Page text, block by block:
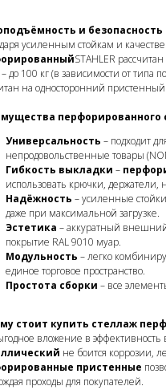
и безопасность
усиленным стойкам и
STAHLER
– до 100 кг (в зависимости от
на односторонний
перфорированного
Универсальность – подходит
непродовольственные товары
Гибкость выкладки –
использовать крючки, держатели,
Надёжность – усиленные
даже при максимальной загрузке.
Эстетика – аккуратный
покрытие RAL 9010 муар.
Модульность – легко
единое торговое пространство.
Простота сборки – все
стоит купить стеллаж
вложение в эффективность
не боится коррозии,
пристенные
проходы для покупателей.